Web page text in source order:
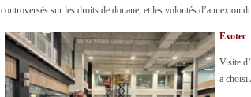
controversés sur les droits de douane, et les volontés d’annexion
Exotec
Visite
a choisi